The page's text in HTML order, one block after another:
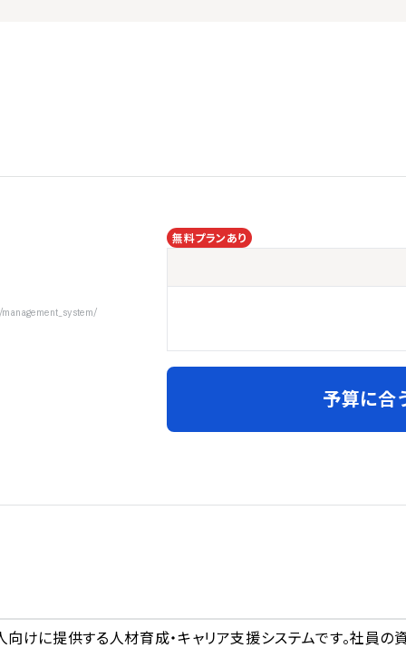
無料プランあり
予算に合
向けに提供する人材育成・キャリア支援システムです。社員の